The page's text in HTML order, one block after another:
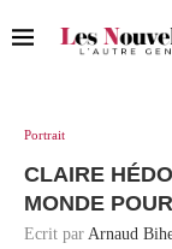
Portrait
CLAIRE
MONDE
Ecrit par Arnaud